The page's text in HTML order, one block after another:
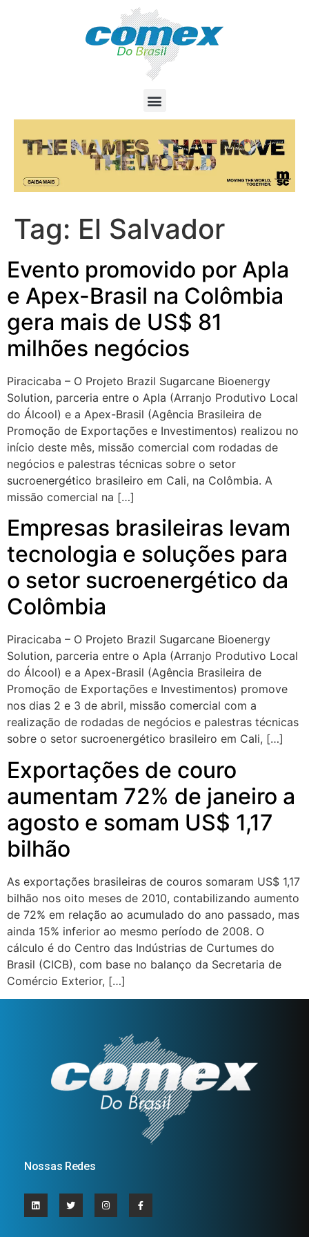
Tag: El Salvador
Evento promovido por Apla
e Apex-Brasil na Colômbia
gera mais de US$ 81
milhões negócios
Piracicaba – O Projeto Brazil Sugarcane Bioenergy
Solution, parceria entre o Apla (Arranjo Produtivo Local
do Álcool) e a Apex-Brasil (Agência Brasileira de
Promoção de Exportações e Investimentos) realizou no
início deste mês, missão comercial com rodadas de
negócios e palestras técnicas sobre o setor
sucroenergético brasileiro em Cali, na Colômbia. A
missão comercial na […]
Empresas brasileiras levam
tecnologia e soluções para
o setor sucroenergético da
Colômbia
Piracicaba – O Projeto Brazil Sugarcane Bioenergy
Solution, parceria entre o Apla (Arranjo Produtivo Local
do Álcool) e a Apex-Brasil (Agência Brasileira de
Promoção de Exportações e Investimentos) promove
nos dias 2 e 3 de abril, missão comercial com a
realização de rodadas de negócios e palestras técnicas
sobre o setor sucroenergético brasileiro em Cali, […]
Exportações de couro
aumentam 72% de janeiro a
agosto e somam US$ 1,17
bilhão
As exportações brasileiras de couros somaram US$ 1,17
bilhão nos oito meses de 2010, contabilizando aumento
de 72% em relação ao acumulado do ano passado, mas
ainda 15% inferior ao mesmo período de 2008. O
cálculo é do Centro das Indústrias de Curtumes do
Brasil (CICB), com base no balanço da Secretaria de
Comércio Exterior, […]
Nossas Redes